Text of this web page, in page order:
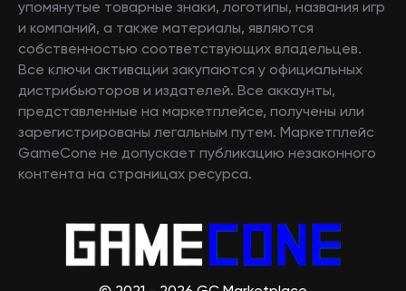
упомянутые товарные знаки, логотипы, названия игр
и компаний, а также материалы, являются
собственностью соответствующих владельцев.
Все ключи активации закупаются у официальных
дистрибьюторов и издателей. Все аккаунты,
представленные на маркетплейсе, получены или
зарегистрированы легальным путем. Маркетплейс
GameCone не допускает публикацию незаконного
контента на страницах ресурса.